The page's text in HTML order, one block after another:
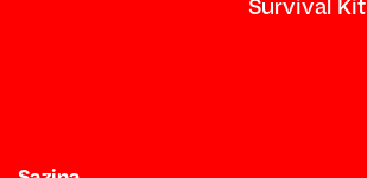
Survival Kit